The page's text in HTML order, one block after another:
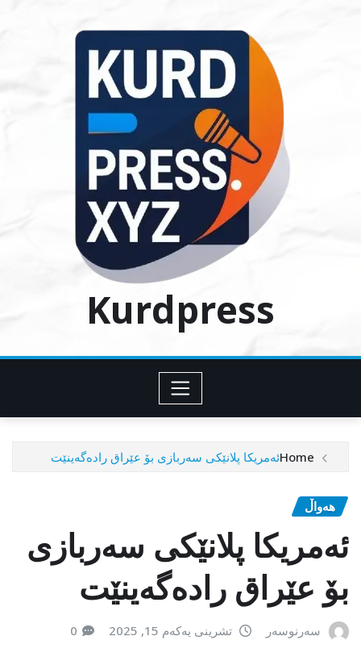
Kurdpress
Homeئەمریکا پلانێکی سەربازی بۆ عێراق راده‌گه‌ینێت
هەواڵ
ئەمریکا پلانێکی سەربازی
بۆ عێراق راده‌گه‌ینێت
سەرنوسەر تشرینی یەکەم 15, 2025 0